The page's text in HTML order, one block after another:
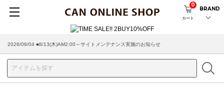
カート
0
BRAND
2026/07/29 ■【お知らせ】ヤマト運輸の配送遅延・停止について